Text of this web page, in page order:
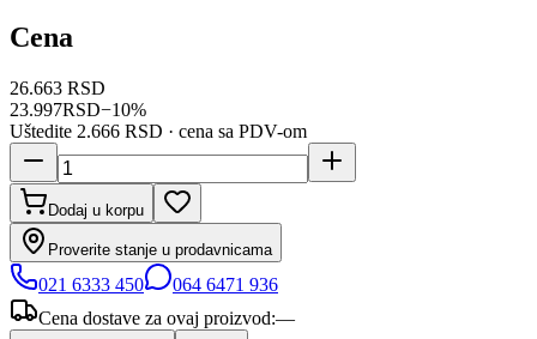
Cena
26.663 RSD
23.997RSD−10%
Uštedite 2.666 RSD · cena sa PDV-om
Dodaj u korpu
Proverite stanje u prodavnicama
021 6333 450
064 6471 936
Cena dostave za ovaj proizvod:—